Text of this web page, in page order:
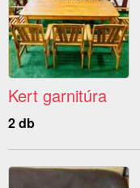
Kert garnitúra
2 db